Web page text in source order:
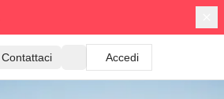
Contattaci Accedi